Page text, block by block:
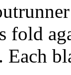
fold
Each